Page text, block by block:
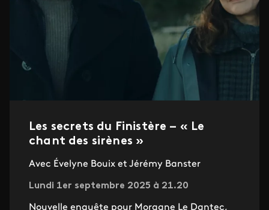
Les secrets du Finistère – « Le
chant des sirènes »
Avec Évelyne Bouix et Jérémy Banster
Lundi 1er septembre 2025 à 21.20
Nouvelle enquête pour Morgane Le Dantec,